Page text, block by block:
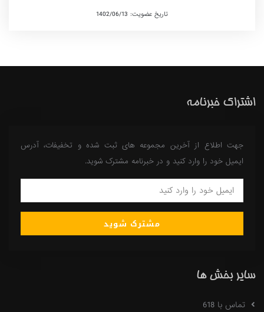
تاریخ عضویت: 1402/06/13
اشتراک خبرنامه
جهت اطلاع از آخرین مجموعه های ثبت شده و تخفیفات، آدرس
ایمیل خود را وارد کنید و در خبرنامه مشترک شوید.
مشترک شوید
سایر بخش ها
تماس با 618